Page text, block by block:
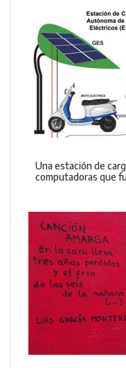
Una estación de
computadoras que